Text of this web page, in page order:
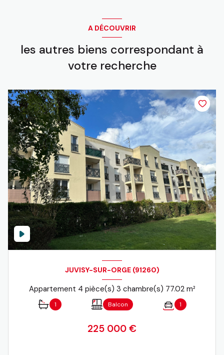
A DÉCOUVRIR
les autres biens correspondant à
votre recherche
JUVISY-SUR-ORGE (91260)
Appartement 4 pièce(s) 3 chambre(s) 77.02 m²
1 Balcon 1
225 000 €